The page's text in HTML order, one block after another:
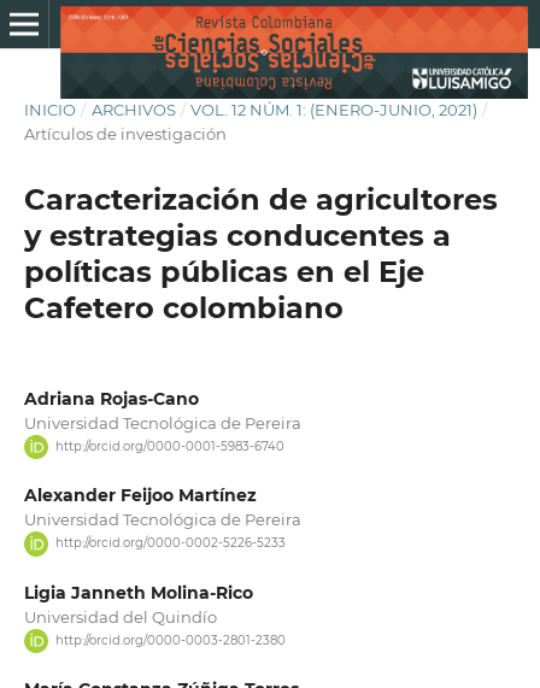
INICIO / ARCHIVOS / VOL. 12 NÚM. 1: (ENERO-JUNIO, 2021) /
Artículos de investigación
Caracterización de agricultores
y estrategias conducentes a
políticas públicas en el Eje
Cafetero colombiano
Adriana Rojas-Cano
Universidad Tecnológica de Pereira
http://orcid.org/0000-0001-5983-6740
Alexander Feijoo Martínez
Universidad Tecnológica de Pereira
http://orcid.org/0000-0002-5226-5233
Ligia Janneth Molina-Rico
Universidad del Quindío
http://orcid.org/0000-0003-2801-2380